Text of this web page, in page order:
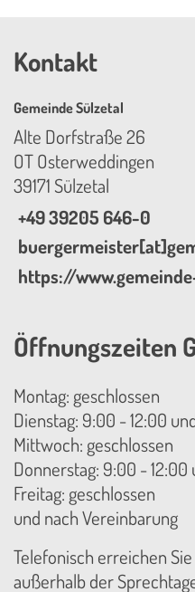
Kontakt
Gemeinde Sülzetal
Alte Dorfstraße 26
OT Osterweddingen
39171 Sülzetal
+49 39205 646-0
https://
Öffnungszeiten
Montag: geschlossen
Dienstag: 9:00 - 12:00
Mittwoch: geschlossen
Donnerstag: 9:00 - 12:00
Freitag: geschlossen
und nach Vereinbarung
Telefonisch erreichen
außerhalb der